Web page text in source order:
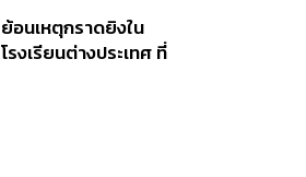
สอบปมขโมยปืนปู่ก่อ
เหตุ
ย้อนเหตุกราดยิงใน
โรงเรียนต่างประเทศ ที่